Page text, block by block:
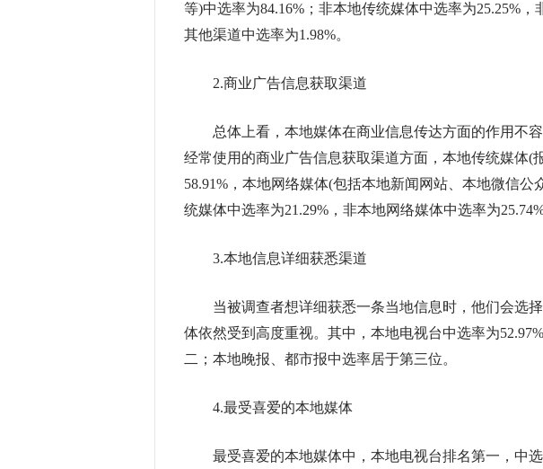
等)中选率为84.16%；非本地传统媒体中选率为25.25%，
其他渠道中选率为1.98%。
2.商业广告信息获取渠道
总体上看，本地媒体在商业信息传达方面的作用不容
经常使用的商业广告信息获取渠道方面，本地传统媒体(
58.91%，本地网络媒体(包括本地新闻网站、本地微信公
统媒体中选率为21.29%，非本地网络媒体中选率为
3.本地信息详细获悉渠道
当被调查者想详细获悉一条当地信息时，他们会选择
体依然受到高度重视。其中，本地电视台中选率为
二；本地晚报、都市报中选率居于第三位。
4.最受喜爱的本地媒体
最受喜爱的本地媒体中，本地电视台排名第一，中选